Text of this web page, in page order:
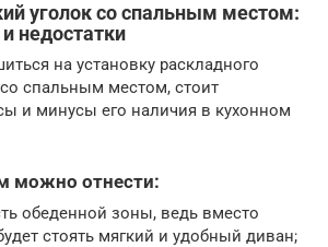
уголок со спальным местом:
недостатки
на установку раскладного
со спальным местом, стоит
и минусы его наличия в кухонном
можно отнести:
обеденной зоны, ведь вместо
стоять мягкий и удобный диван;